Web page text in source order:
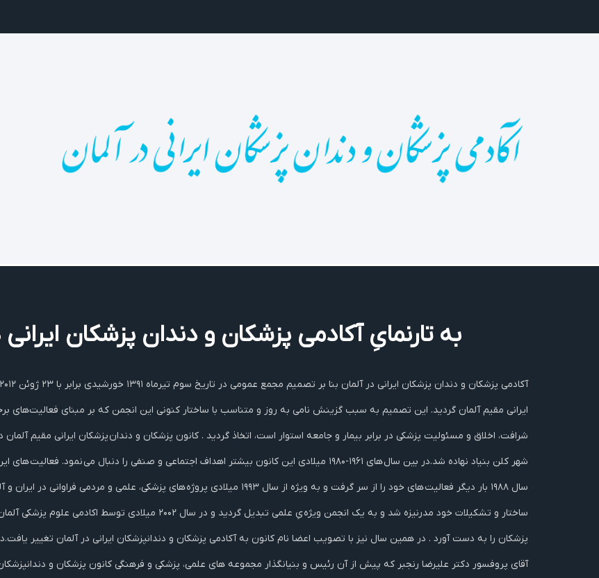
به تارنمایِ آکادمی پزشکان و دندان پزشکان
ایرانی‌ مقیم آلمان گردید. این تصمیم به سبب گزینش نامی‌ به روز و متناسب با ساختار کنونی این انجمن که بر مبنای
ساختار و تشکیلات خود مدرنیزه شد و به یک انجمن ویژه یِ علمی تبدیل
پزشکان را به دست آورد . در همین سال نیز با تصویب اعضا نام کانون به آکادمی پزشکان و دندانپزشکان ایرانی در آلمان تغییر یافت.در
آقای پروفسور دکتر علیرضا رنجبر که پیش از آن رئيس و بنیانگذار مجموعه های علمی، پزشکی و فرهنگی کانون پزشکان و